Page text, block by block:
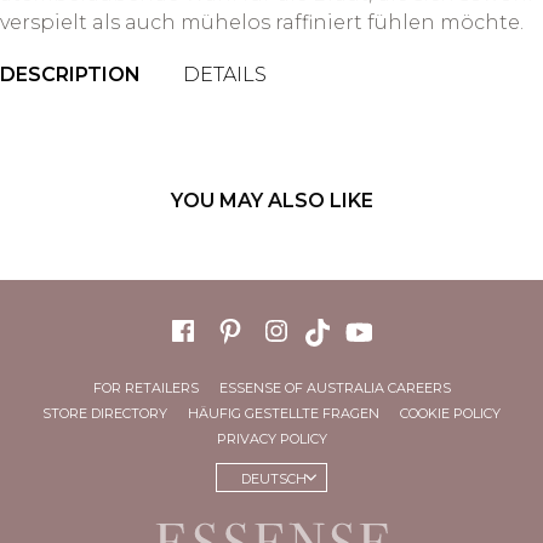
verspielt als auch mühelos raffiniert fühlen möchte.
DESCRIPTION DETAILS
YOU MAY ALSO LIKE
FOR RETAILERS
ESSENSE OF AUSTRALIA CAREERS
STORE DIRECTORY
HÄUFIG GESTELLTE FRAGEN
COOKIE POLICY
PRIVACY POLICY
DEUTSCH